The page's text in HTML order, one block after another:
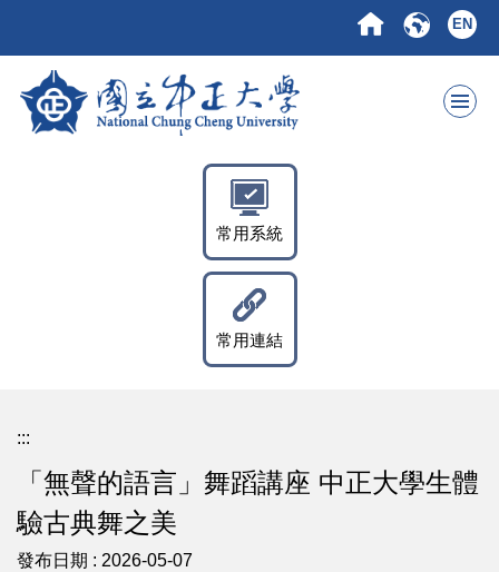
要
EN
常用系統
常用連結
:::
「無聲的語言」舞蹈講座 中正大學生體
驗古典舞之美
發布日期 : 2026-05-07